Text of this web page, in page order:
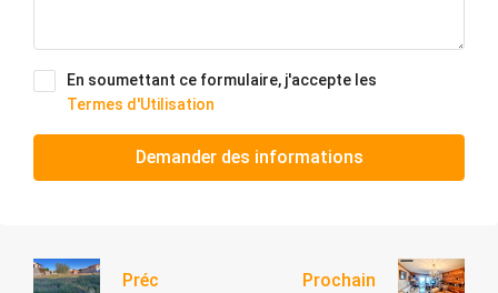
En soumettant ce formulaire, j'accepte les
Termes d'Utilisation
Demander des informations
Préc Prochain